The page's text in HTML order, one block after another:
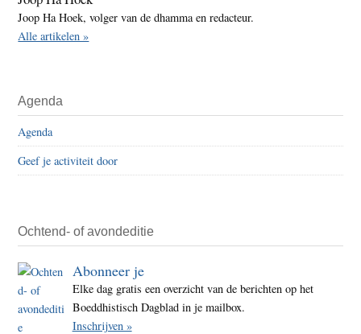
Joop Ha Hoek, volger van de dhamma en redacteur.
Alle artikelen »
Agenda
Agenda
Geef je activiteit door
Ochtend- of avondeditie
Abonneer je
Elke dag gratis een overzicht van de berichten op het
Boeddhistisch Dagblad in je mailbox.
Inschrijven »